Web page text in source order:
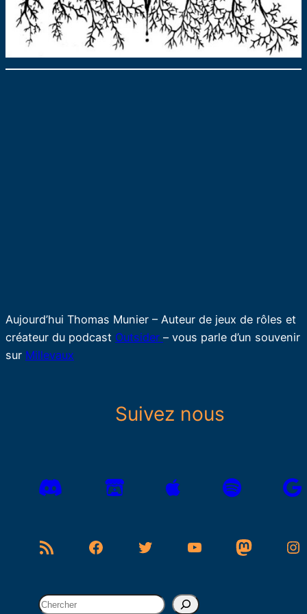
Aujourd’hui Thomas Munier – Auteur de jeux de rôles et
créateur du podcast Outsider – vous parle d’un souvenir
sur Millevaux
Suivez nous
Flux RSS Facebook Twitter YouTube Mastodon Instagram
R